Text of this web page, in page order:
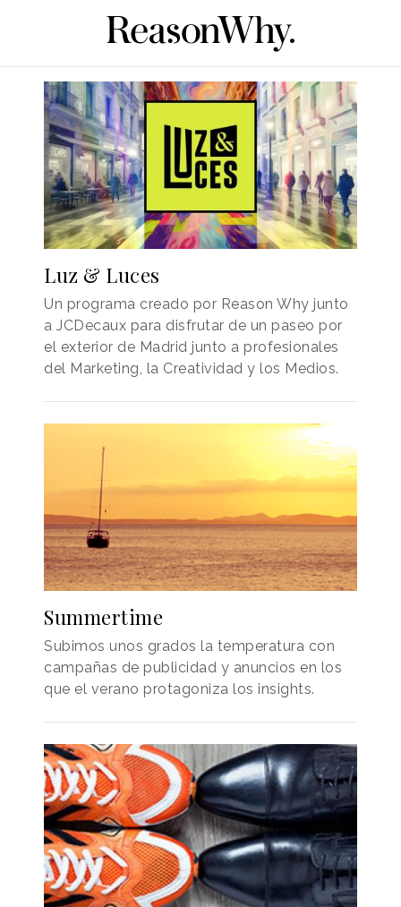
Luz & Luces
Un programa creado por Reason Why junto
a JCDecaux para disfrutar de un paseo por
el exterior de Madrid junto a profesionales
del Marketing, la Creatividad y los Medios.
Summertime
Subimos unos grados la temperatura con
campañas de publicidad y anuncios en los
que el verano protagoniza los insights.